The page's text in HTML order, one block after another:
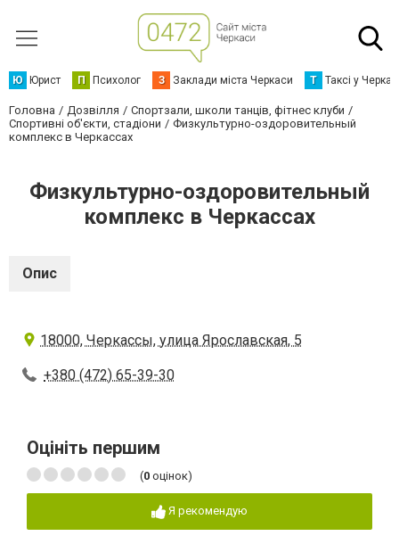
Ю Юрист П Психолог З Заклади міста Черкаси Т Таксі у
Головна Дозвілля
Спортзали, школи танців, фітнес клуби
Спортивні об'єкти, стадіони
Физкультурно-оздоровительный
комплекс в Черкассах
Физкультурно-оздоровительный
комплекс в Черкассах
Опис
18000, Черкассы, улица Ярославская, 5
+380 (472) 65-39-30
Оцініть першим
(0 оцінок)
Я рекомендую